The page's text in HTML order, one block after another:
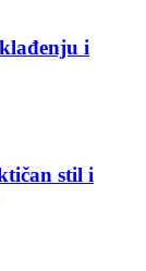
i
stil i